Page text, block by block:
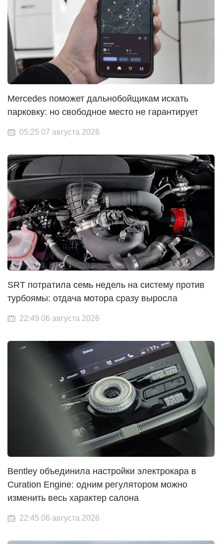
Mercedes поможет дальнобойщикам искать
парковку: но свободное место не гарантирует
05:25 07 августа 2026
SRT потратила семь недель на систему против
турбоямы: отдача мотора сразу выросла
22:49 06 августа 2026
Bentley объединила настройки электрокара в
Curation Engine: одним регулятором можно
изменить весь характер салона
22:45 06 августа 2026